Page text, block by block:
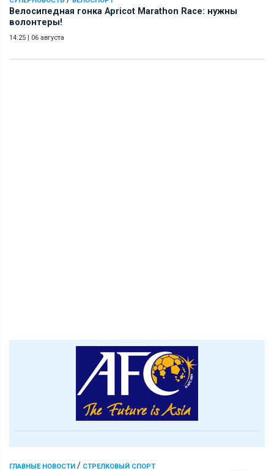
Велосипедная гонка Apricot Marathon Race: нужны
волонтеры!
14:25 | 06 августа
ГЛАВНЫЕ НОВОСТИ / СТРЕЛКОВЫЙ СПОРТ